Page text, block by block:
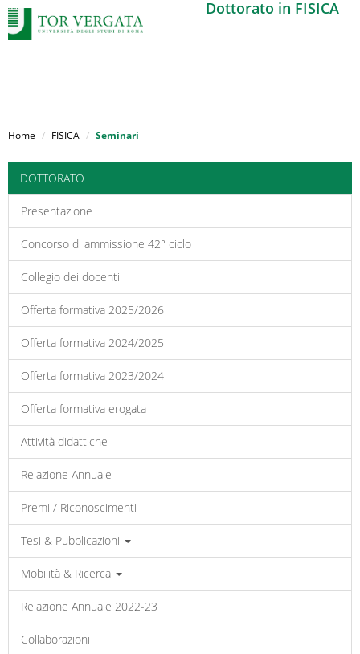
al
principale
Dottorato in FISICA
Home FISICA Seminari
DOTTORATO
Presentazione
Concorso di ammissione 42° ciclo
Collegio dei docenti
Offerta formativa 2025/2026
Offerta formativa 2024/2025
Offerta formativa 2023/2024
Offerta formativa erogata
Attività didattiche
Relazione Annuale
Premi / Riconoscimenti
Tesi & Pubblicazioni
Mobilità & Ricerca
Relazione Annuale 2022-23
Collaborazioni